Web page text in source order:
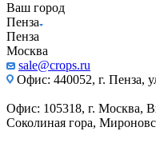
Ваш город
Пенза
Пенза
Москва
sale@crops.ru
Офис: 440052, г. Пенза,
Офис: 105318, г. Москва,
Соколиная гора,